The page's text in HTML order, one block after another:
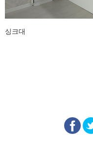
싱크대